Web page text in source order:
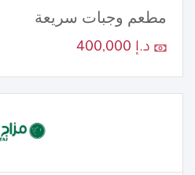
مطعم وجبات سريعة
د.إ 400,000